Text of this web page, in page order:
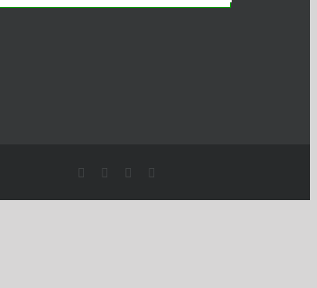
Facebook
TwitterInstagram